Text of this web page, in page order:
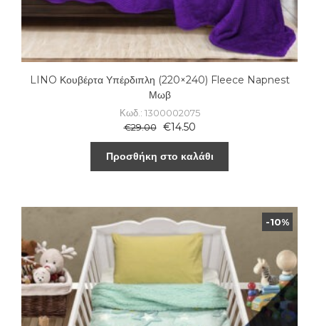
LINO Κουβέρτα Υπέρδιπλη (220×240) Fleece Napnest
Μωβ
Κωδ.: 1300002075
€29.00 €14.50
Προσθήκη στο καλάθι
-10%